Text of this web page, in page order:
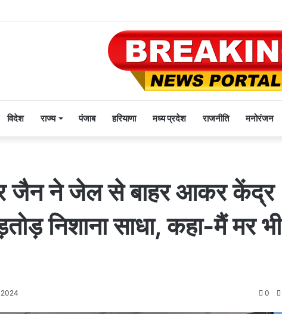
विदेश राज्य पंजाब हरियाणा मध्य प्रदेश राजनीति मनोरंजन
जैन ने जेल से बाहर आकर केंद्र
निशाना साधा, कहा-मैं मर भी
0